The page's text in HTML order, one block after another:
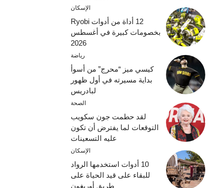
الإسكان
12 أداة من أدوات Ryobi
بخصومات كبيرة في أغسطس
2026
رياضة
كيسي ميز “محرج” من أسوأ
بداية مسيرته في أول ظهور
لبادريس
الصحة
لقد حطمت جون سكويب
التوقعات لما يفترض أن تكون
عليه التسعينات
الإسكان
10 أدوات استخدمها الرواد
للبقاء على قيد الحياة على
طريق أوريغون